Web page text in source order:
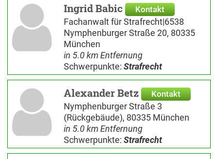
Ingrid Babic Kontakt
Fachanwalt für Strafrecht|6538
Nymphenburger Straße 20, 80335
München
in 5.0 km Entfernung
Schwerpunkte: Strafrecht
Alexander Betz Kontakt
Nymphenburger Straße 3
(Rückgebäude), 80335 München
in 5.0 km Entfernung
Schwerpunkte: Strafrecht